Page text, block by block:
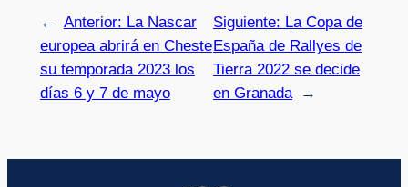
← Anterior: La Nascar
europea abrirá en Cheste
su temporada 2023 los
días 6 y 7 de mayo
Siguiente: La Copa de
España de Rallyes de
Tierra 2022 se decide
en Granada
→